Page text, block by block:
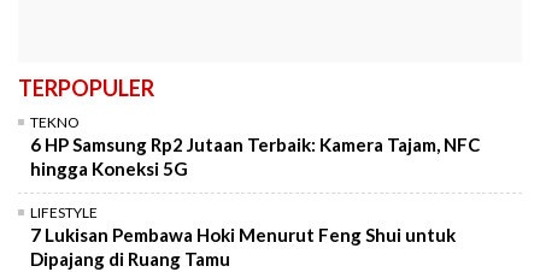
TERPOPULER
TEKNO
6 HP Samsung Rp2 Jutaan Terbaik: Kamera Tajam, NFC
hingga Koneksi 5G
LIFESTYLE
7 Lukisan Pembawa Hoki Menurut Feng Shui untuk
Dipajang di Ruang Tamu